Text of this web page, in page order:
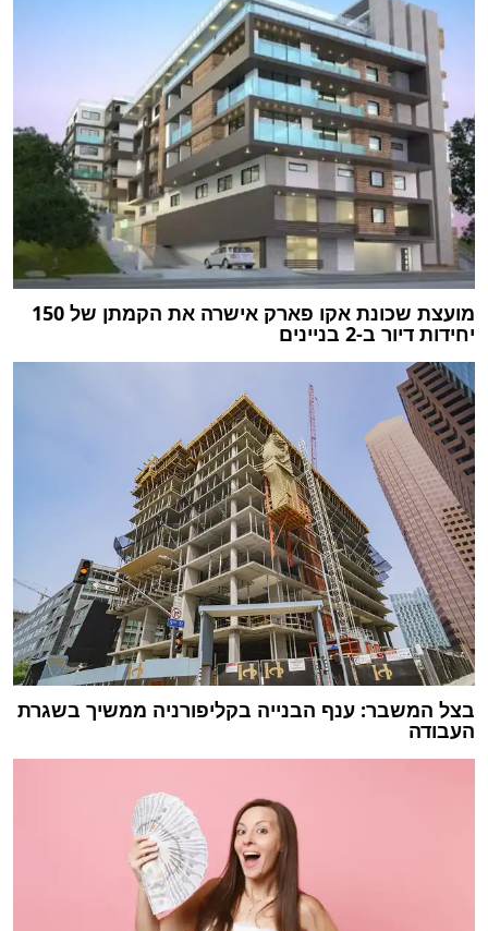
מועצת שכונת אקו פארק אישרה את הקמתן של 150
יחידות דיור ב-2 בניינים
בצל המשבר: ענף הבנייה בקליפורניה ממשיך בשגרת
העבודה